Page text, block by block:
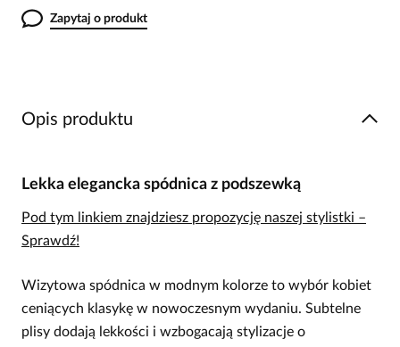
Zapytaj o produkt
Opis produktu
Lekka elegancka spódnica z podszewką
Pod tym linkiem znajdziesz propozycję naszej stylistki –
Sprawdź!
Wizytowa spódnica w modnym kolorze to wybór kobiet
ceniących klasykę w nowoczesnym wydaniu. Subtelne
plisy dodają lekkości i wzbogacają stylizacje o